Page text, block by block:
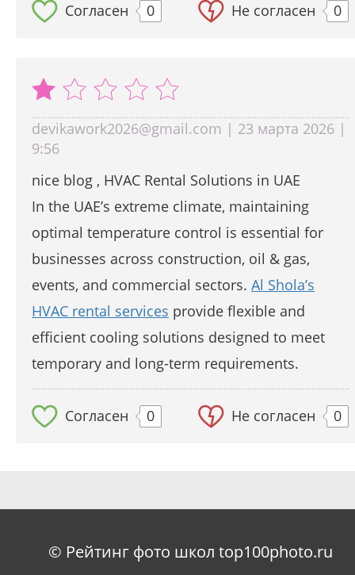
Согласен 0 Не согласен 0
devikawork2026@gmail.com | 23 марта 2026 |
9:56
nice blog , HVAC Rental Solutions in UAE
In the UAE’s extreme climate, maintaining
optimal temperature control is essential for
businesses across construction, oil & gas,
events, and commercial sectors. Al Shola’s
HVAC rental services provide flexible and
efficient cooling solutions designed to meet
temporary and long-term requirements.
Согласен 0 Не согласен 0
© Рейтинг фото школ top100photo.ru